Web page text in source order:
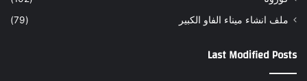
ملف انشاء ميناء الفاو الكبير
(79)
Last Modified Posts